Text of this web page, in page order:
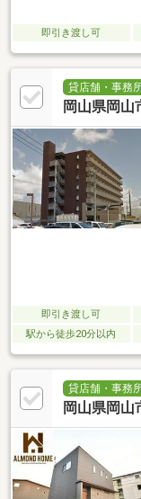
即引き渡し可
貸店舗・事務
岡山県岡山
即引き渡し可
駅から徒歩20分以内
貸店舗・事務
岡山県岡山